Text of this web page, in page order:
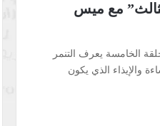
مع ميس
الخامسة يعرف التنمر
والإيذاء الذي يكون